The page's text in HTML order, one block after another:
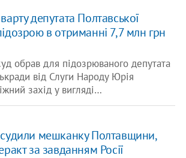
депутата Полтавської
в отриманні 7,7 млн грн
обрав для підозрюваного депутата
від Слуги Народу Юрія
захід у вигляді…
мешканку Полтавщини,
за завданням Росії